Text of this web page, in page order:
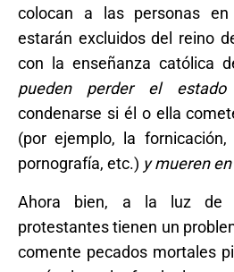
colocan a las personas
estarán excluidos del reino
con la enseñanza católica
pueden perder el
condenarse si él o ella
(por ejemplo, la
pornografía, etc.) y mueren
Ahora bien, a la luz de
protestantes tienen un
comente pecados mortales